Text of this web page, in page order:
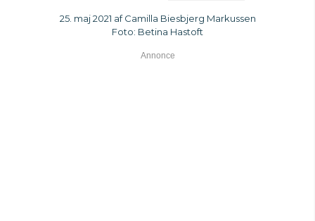
25. maj 2021 af Camilla Biesbjerg Markussen
Foto: Betina Hastoft